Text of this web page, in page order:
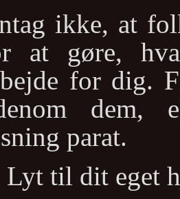
ikke, at
at gøre,
for dig.
dem,
parat.
Lyt til dit eget